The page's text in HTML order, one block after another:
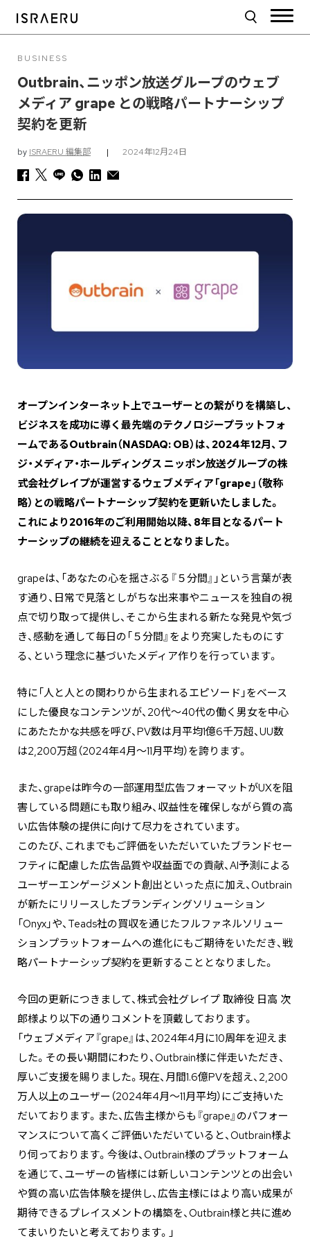
BUSINESS
Outbrain、ニッポン放送グループのウェブ
メディア grape との戦略パートナーシップ
契約を更新
by ISRAERU 編集部 | 2024年12月24日
オープンインターネット上でユーザーとの繋がりを構築し、
ビジネスを成功に導く最先端のテクノロジープラットフォ
ームであるOutbrain（NASDAQ: OB）は、2024年12月、フ
ジ・メディア・ホールディングス ニッポン放送グループの株
式会社グレイプが運営するウェブメディア「grape」（敬称
略）との戦略パートナーシップ契約を更新いたしました。
これにより2016年のご利用開始以降、8年目となるパート
ナーシップの継続を迎えることとなりました。
grapeは、「あなたの心を揺さぶる『５分間』」という言葉が表
す通り、日常で見落としがちな出来事やニュースを独自の視
点で切り取って提供し、そこから生まれる新たな発見や気づ
き、感動を通して毎日の「５分間』をより充実したものにす
る、という理念に基づいたメディア作りを行っています。
特に「人と人との関わりから生まれるエピソード」をベース
にした優良なコンテンツが、20代～40代の働く男女を中心
にあたたかな共感を呼び、PV数は月平均1億6千万超、UU数
は2,200万超（2024年4月〜11月平均）を誇ります。
また、grapeは昨今の一部運用型広告フォーマットがUXを阻
害している問題にも取り組み、収益性を確保しながら質の高
い広告体験の提供に向けて尽力をされています。
このたび、これまでもご評価をいただいていたブランドセー
フティに配慮した広告品質や収益面での貢献、AI予測による
ユーザーエンゲージメント創出といった点に加え、Outbrain
が新たにリリースしたブランディングソリューション
「Onyx」や、Teads社の買収を通じたフルファネルソリュー
ションプラットフォームへの進化にもご期待をいただき、戦
略パートナーシップ契約を更新することとなりました。
今回の更新につきまして、株式会社グレイプ 取締役 日高 次
郎様より以下の通りコメントを頂戴しております。
「ウェブメディア『grape』は、2024年4月に10周年を迎えま
した。その長い期間にわたり、Outbrain様に伴走いただき、
厚いご支援を賜りました。現在、月間1.6億PVを超え、2,200
万人以上のユーザー（2024年4月〜11月平均）にご支持いた
だいております。また、広告主様からも『grape』のパフォー
マンスについて高くご評価いただいていると、Outbrain様よ
り伺っております。今後は、Outbrain様のプラットフォーム
を通じて、ユーザーの皆様には新しいコンテンツとの出会い
や質の高い広告体験を提供し、広告主様にはより高い成果が
期待できるプレイスメントの構築を、Outbrain様と共に進め
てまいりたいと考えております。」